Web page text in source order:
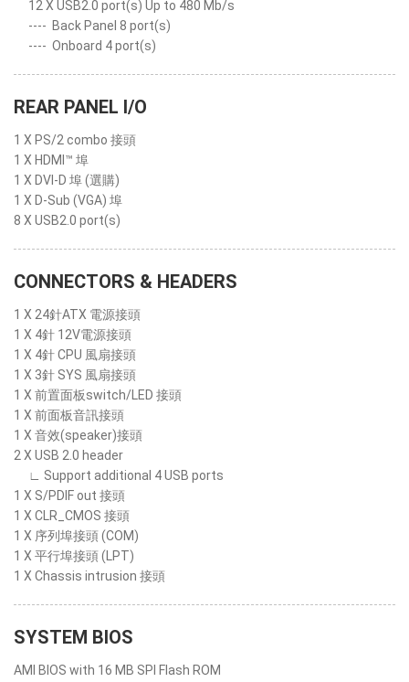
12 X USB2.0 port(s) Up to 480 Mb/s
---- Back Panel 8 port(s)
---- Onboard 4 port(s)
REAR PANEL I/O
1 X PS/2 combo 接頭
1 X HDMI™ 埠
1 X DVI-D 埠 (選購)
1 X D-Sub (VGA) 埠
8 X USB2.0 port(s)
CONNECTORS & HEADERS
1 X 24針ATX 電源接頭
1 X 4針 12V電源接頭
1 X 4針 CPU 風扇接頭
1 X 3針 SYS 風扇接頭
1 X 前置面板switch/LED 接頭
1 X 前面板音訊接頭
1 X 音效(speaker)接頭
2 X USB 2.0 header
∟ Support additional 4 USB ports
1 X S/PDIF out 接頭
1 X CLR_CMOS 接頭
1 X 序列埠接頭 (COM)
1 X 平行埠接頭 (LPT)
1 X Chassis intrusion 接頭
SYSTEM BIOS
AMI BIOS with 16 MB SPI Flash ROM